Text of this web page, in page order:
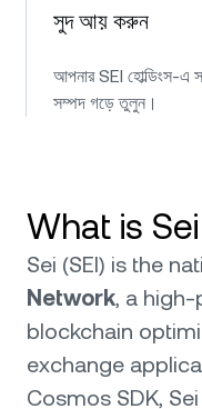
সুদ আয় করুন
আপনার SEI হোল্ডিংস-এ
সম্পদ গড়ে তুলুন।
What is Sei
Sei (SEI) is the
Network, a high-
blockchain
exchange
Cosmos SDK,